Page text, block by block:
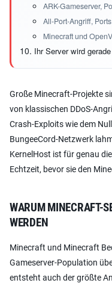
ARK-Gameserver,
All-Port-Angriff,
Minecraft und
Ihr Server wird
Große Minecraft-Projekte
von klassischen DDoS-
Crash-Exploits wie dem
BungeeCord-Netzwerk
KernelHost ist für genau
Echtzeit, bevor sie den
WARUM MINECRAFT-
WERDEN
Minecraft und Minecraft
Gameserver-Population
entsteht auch der größte